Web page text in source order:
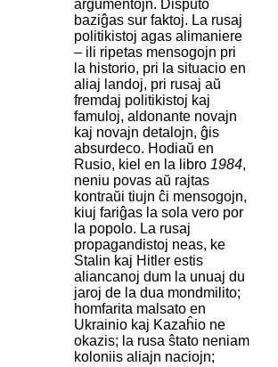
argumentojn. Disputo
baziĝas sur faktoj. La rusaj
politikistoj agas alimaniere
– ili ripetas mensogojn pri
la historio, pri la situacio en
aliaj landoj, pri rusaj aŭ
fremdaj politikistoj kaj
famuloj, aldonante novajn
kaj novajn detalojn, ĝis
absurdeco. Hodiaŭ en
Rusio, kiel en la libro 1984,
neniu povas aŭ rajtas
kontraŭi tiujn ĉi mensogojn,
kiuj fariĝas la sola vero por
la popolo. La rusaj
propagandistoj neas, ke
Stalin kaj Hitler estis
aliancanoj dum la unuaj du
jaroj de la dua mondmilito;
homfarita malsato en
Ukrainio kaj Kazaĥio ne
okazis; la rusa ŝtato neniam
koloniis aliajn naciojn;